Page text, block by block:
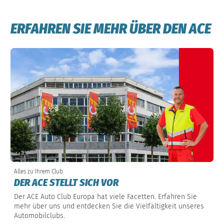
ERFAHREN SIE MEHR ÜBER DEN ACE
Alles zu Ihrem Club
DER ACE STELLT SICH VOR
Der ACE Auto Club Europa hat viele Facetten. Erfahren Sie
mehr über uns und entdecken Sie die Vielfältigkeit unseres
Automobilclubs.